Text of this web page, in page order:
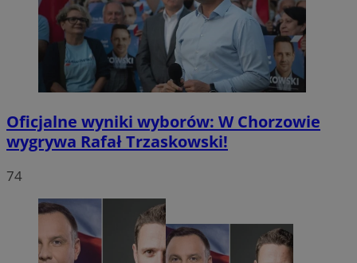
Oficjalne wyniki wyborów: W Chorzowie
wygrywa Rafał Trzaskowski!
74